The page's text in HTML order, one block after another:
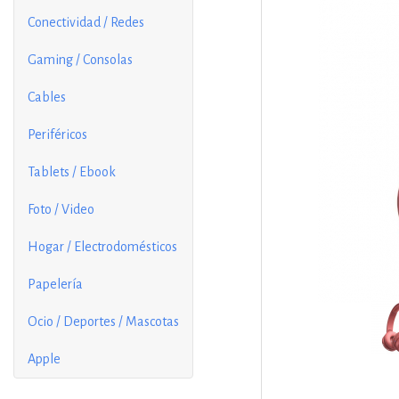
Conectividad / Redes
Gaming / Consolas
Cables
Periféricos
Tablets / Ebook
Foto / Video
Hogar / Electrodomésticos
Papelería
Ocio / Deportes / Mascotas
Apple